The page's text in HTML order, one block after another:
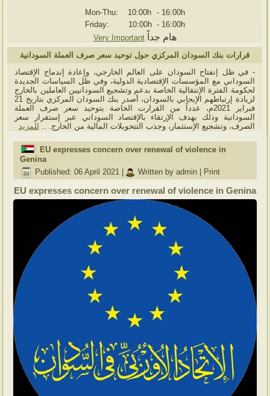
Mon-Thu: 10:00h - 16:00h
Friday: 10:00h - 16:00h
Very Important
هام جداً
قرارات بنك السودان المركزي حول توحيد سعر صرف العملة السودانية
- في ظل إنفتاح السودان على العالم الخارجي، وإعادة إندماج الإقتصاد
السوداني مع المؤسسات الإقتصادية الدولية، وفي ظل السياسات الجديدة
لحكومة الفترة الإنتقالية الخاصة بدعم وتشجيع السودانيين العاملين بالخارج
لزيادة إرتباطهم الإيجابي بالسودان، أصدر بنك السودان المركزي بتاريخ 21
فبراير 2021م، عدداً من القرارت الخاصة بتوحيد سعر صرف العملة
السودانية وذلك بهدف الإرتقاء بالإقتصاد السوداني عبر إستقرار سعر
الصرف، وتشجيع الإستثمار، وجذب التتحويلات المالية من الخارج. .. للمزيد
EU expresses concern over renewal of violence in
Genina
Published: 06 April 2021
Written by admin Print
EU expresses concern over renewal of violence in Genina